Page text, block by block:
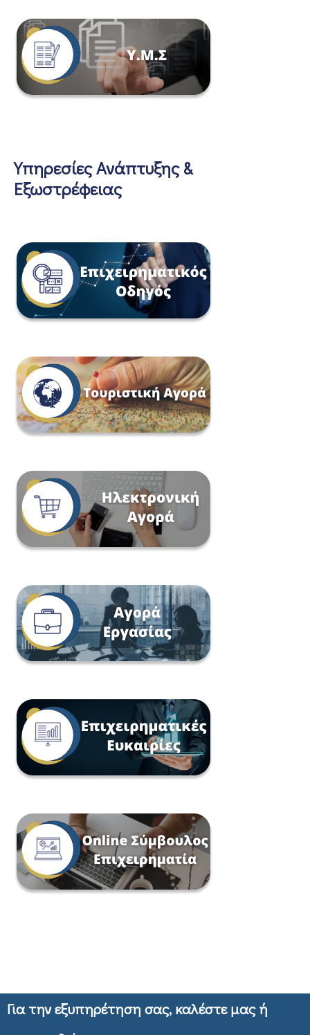
Υπηρεσίες Ανάπτυξης &
Εξωστρέφειας
Για την εξυπηρέτηση σας, καλέστε μας ή